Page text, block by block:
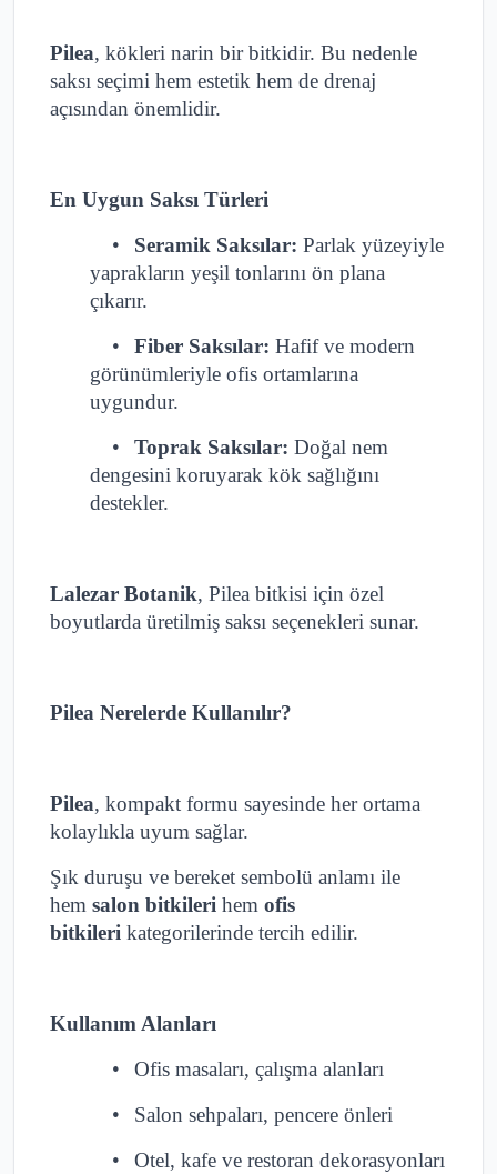
Pilea, kökleri narin bir bitkidir. Bu nedenle
saksı seçimi hem estetik hem de drenaj
açısından önemlidir.
En Uygun Saksı Türleri
•
Seramik Saksılar: Parlak yüzeyiyle
yaprakların yeşil tonlarını ön plana
çıkarır.
•
Fiber Saksılar: Hafif ve modern
görünümleriyle ofis ortamlarına
uygundur.
•
Toprak Saksılar: Doğal nem
dengesini koruyarak kök sağlığını
destekler.
Lalezar Botanik, Pilea bitkisi için özel
boyutlarda üretilmiş saksı seçenekleri sunar.
Pilea Nerelerde Kullanılır?
Pilea, kompakt formu sayesinde her ortama
kolaylıkla uyum sağlar.
Şık duruşu ve bereket sembolü anlamı ile
hem salon bitkileri hem ofis
bitkileri kategorilerinde tercih edilir.
Kullanım Alanları
•
Ofis masaları, çalışma alanları
•
Salon sehpaları, pencere önleri
•
Otel, kafe ve restoran dekorasyonları